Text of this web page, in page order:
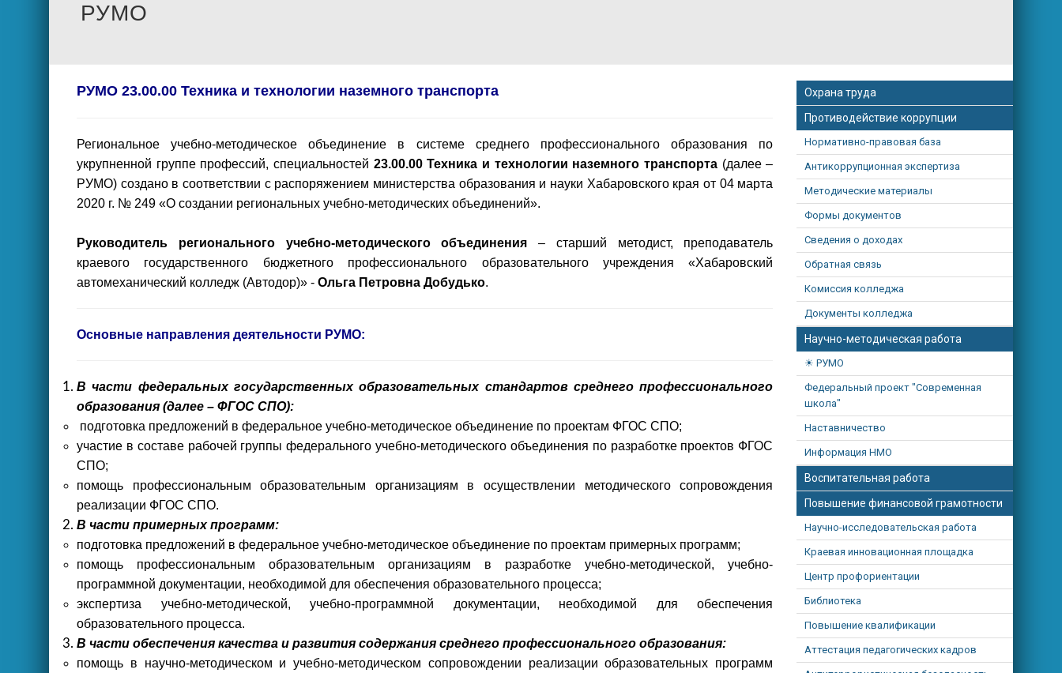
РУМО
РУМО 23.00.00 Техника и технологии наземного транспорта
Региональное учебно-методическое объединение в системе среднего профессионального образования по
укрупненной группе профессий, специальностей 23.00.00 Техника и технологии наземного транспорта(далее –
РУМО) создано в соответствии с распоряжением министерства образования и науки Хабаровского края от 04 марта
2020 г. № 249 «О создании региональных учебно-методических объединений».
Руководитель регионального учебно-методического объединения – старший методист, преподаватель
краевого государственного бюджетного профессионального образовательного учреждения «Хабаровский
автомеханический колледж (Автодор)» - Ольга Петровна Добудько.
Основные направления деятельности РУМО:
В части федеральных государственных образовательных стандартов среднего профессионального
образования (далее – ФГОС СПО):
подготовка предложений в федеральное учебно-методическое объединение по проектам ФГОС СПО;
участие в составе рабочей группы федерального учебно-методического объединения по разработке проектов ФГОС
СПО;
помощь профессиональным образовательным организациям в осуществлении методического сопровождения
реализации ФГОС СПО.
В части примерных программ:
подготовка предложений в федеральное учебно-методическое объединение по проектам примерных программ;
помощь профессиональным образовательным организациям в разработке учебно-методической, учебно-
программной документации, необходимой для обеспечения образовательного процесса;
экспертиза учебно-методической, учебно-программной документации, необходимой для обеспечения
образовательного процесса.
В части обеспечения качества и развития содержания среднего профессионального образования:
помощь в научно-методическом и учебно-методическом сопровождении реализации образовательных программ
Охрана труда
Противодействие коррупции
Нормативно-правовая база
Антикоррупционная экспертиза
Методические материалы
Формы документов
Сведения о доходах
Обратная связь
Комиссия колледжа
Документы колледжа
Научно-методическая работа
РУМО
Федеральный проект "Современная
школа"
Наставничество
Информация НМО
Воспитательная работа
Повышение финансовой грамотности
Научно-исследовательская работа
Краевая инновационная площадка
Центр профориентации
Библиотека
Повышение квалификации
Аттестация педагогических кадров